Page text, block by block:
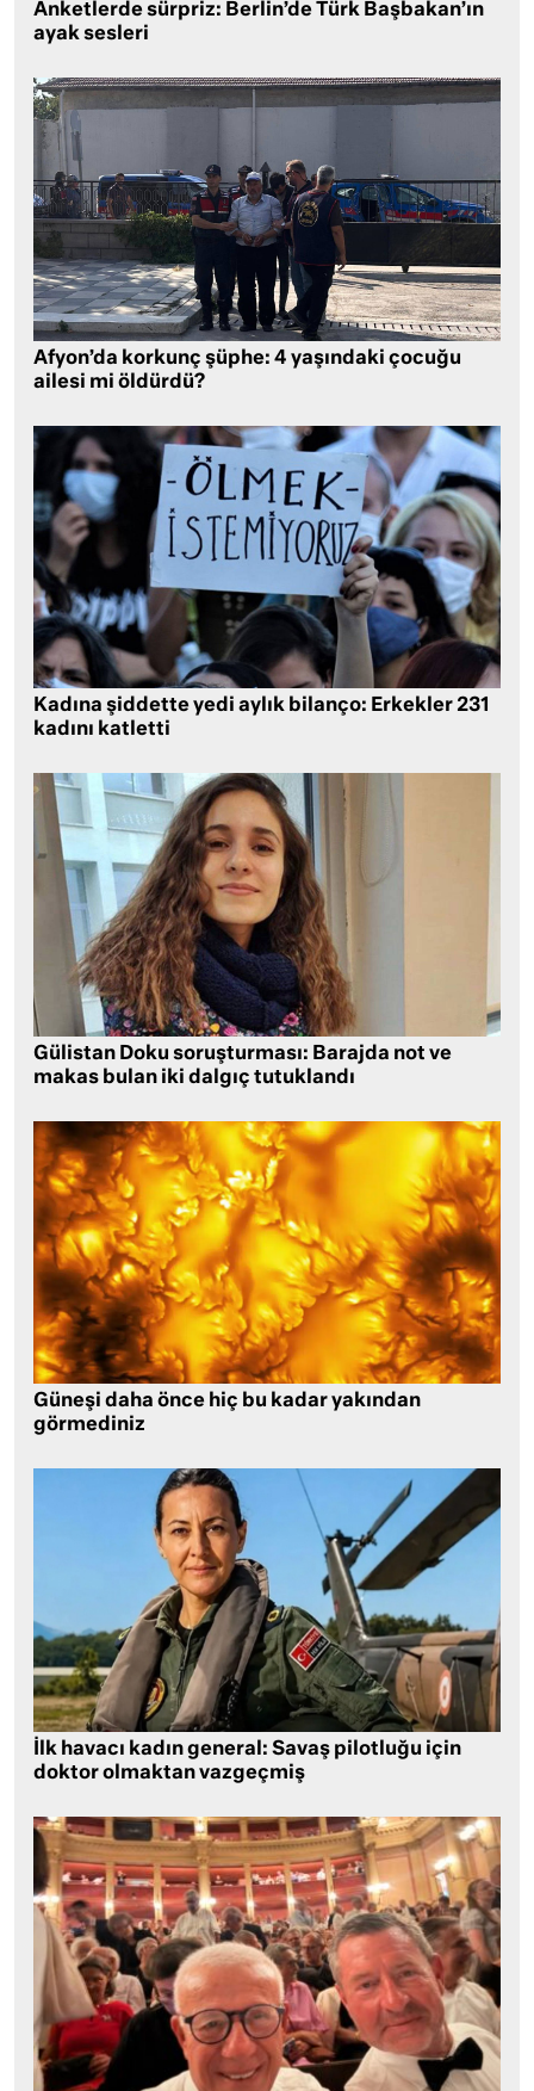
Anketlerde sürpriz: Berlin’de Türk Başbakan’ın
ayak sesleri
Afyon’da korkunç şüphe: 4 yaşındaki çocuğu
ailesi mi öldürdü?
Kadına şiddette yedi aylık bilanço: Erkekler 231
kadını katletti
Gülistan Doku soruşturması: Barajda not ve
makas bulan iki dalgıç tutuklandı
Güneşi daha önce hiç bu kadar yakından
görmediniz
İlk havacı kadın general: Savaş pilotluğu için
doktor olmaktan vazgeçmiş